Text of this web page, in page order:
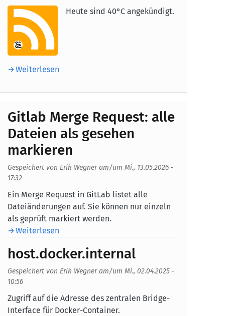
Aufmacherbild Heute sind 40°C angekündigt.
Weiterlesen
Gitlab Merge Request: alle
Dateien als gesehen
markieren
Gespeichert von Erik Wegneram/um Mi., 13.05.2026 -
17:32
Body
Ein Merge Request in GitLab listet alle
Dateiänderungen auf. Sie können nur einzeln
als geprüft markiert werden.
Weiterlesen
host.docker.internal
Gespeichert von Erik Wegneram/um Mi., 02.04.2025 -
10:56
Body
Zugriff auf die Adresse des zentralen Bridge-
Interface für Docker-Container.